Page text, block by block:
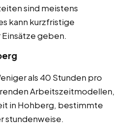
sind meistens
kann kurzfristige
geben.
als 40 Stunden pro
Arbeitszeitmodellen,
in Hohberg, bestimmte
stundenweise.